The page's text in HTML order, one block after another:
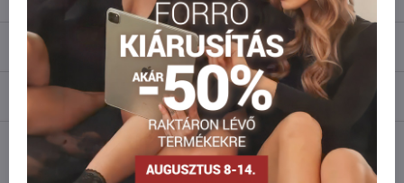
Vélemények
Fórum
FacebookTwitter BlueskyPinterestReddit LinkedIn WhatsApp
mail